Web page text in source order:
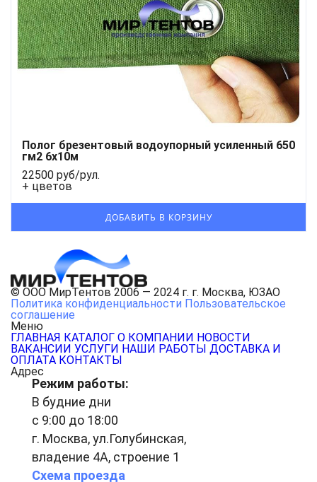
Полог брезентовый водоупорный усиленный 650
гм2 6x10м
22500 руб/рул.
+ цветов
© ООО МирТентов 2006 — 2024 г. г. Москва, ЮЗАО
Политика конфиденциальности Пользовательское
соглашение
Меню
ГЛАВНАЯ КАТАЛОГ О КОМПАНИИ НОВОСТИ
ВАКАНСИИ УСЛУГИ НАШИ РАБОТЫ ДОСТАВКА И
ОПЛАТА КОНТАКТЫ
Адрес
Режим работы:
В будние дни
с 9:00 до 18:00
г. Москва, ул.Голубинская,
владение 4А, строение 1
Схема проезда